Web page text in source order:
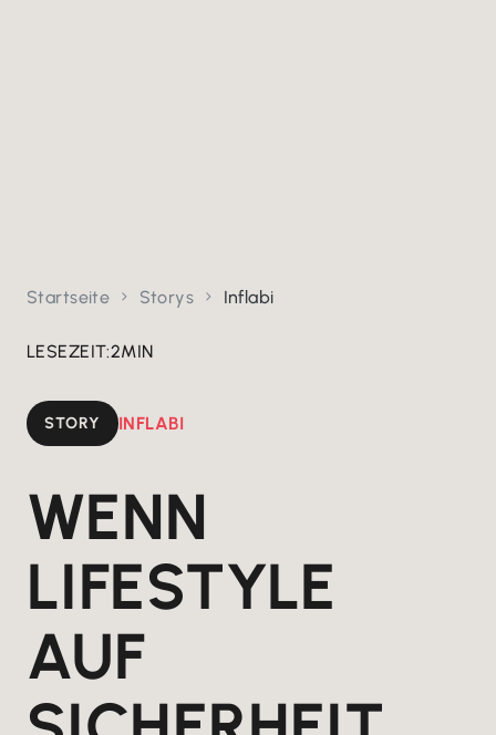
Startseite  Storys  Inflabi
LESEZEIT:2MIN
STORY INFLABI
WENN
LIFESTYLE
AUF